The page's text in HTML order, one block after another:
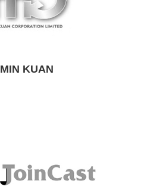
MIN KUAN